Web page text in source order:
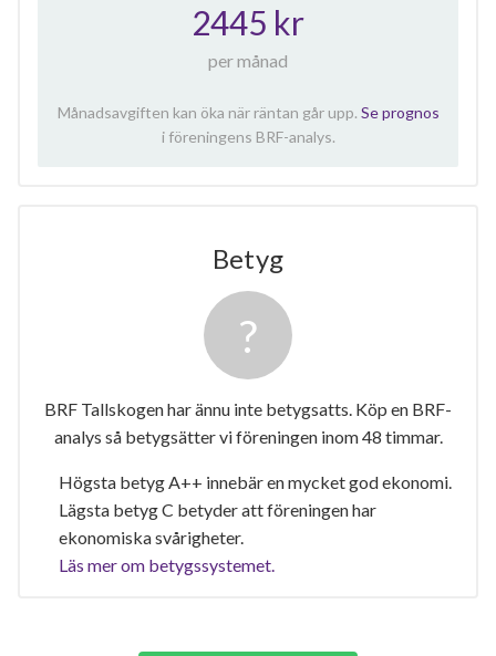
2445 kr
per månad
Månadsavgiften kan öka när räntan går upp. Se prognos
i föreningens BRF-analys.
Betyg
BRF Tallskogen har ännu inte betygsatts. Köp en BRF-
analys så betygsätter vi föreningen inom 48 timmar.
Högsta betyg A++ innebär en mycket god ekonomi.
Lägsta betyg C betyder att föreningen har
ekonomiska svårigheter.
Läs mer om betygssystemet.